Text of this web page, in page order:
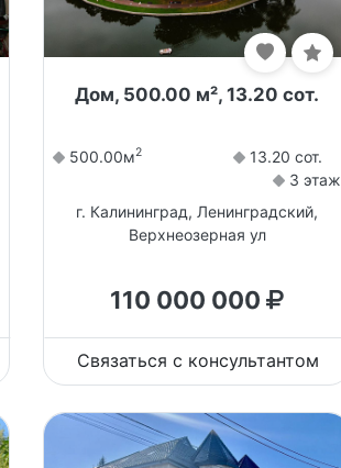
Дом, 500.00 м², 13.20 сот.
500.00м2
13.20 сот.
3 этаж
г. Калининград, Ленинградский,
Верхнеозерная ул
110 000 000
Связаться с консультантом